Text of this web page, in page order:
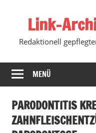
springenLink-
Redaktionell
MENÜ
PARODONTITIS